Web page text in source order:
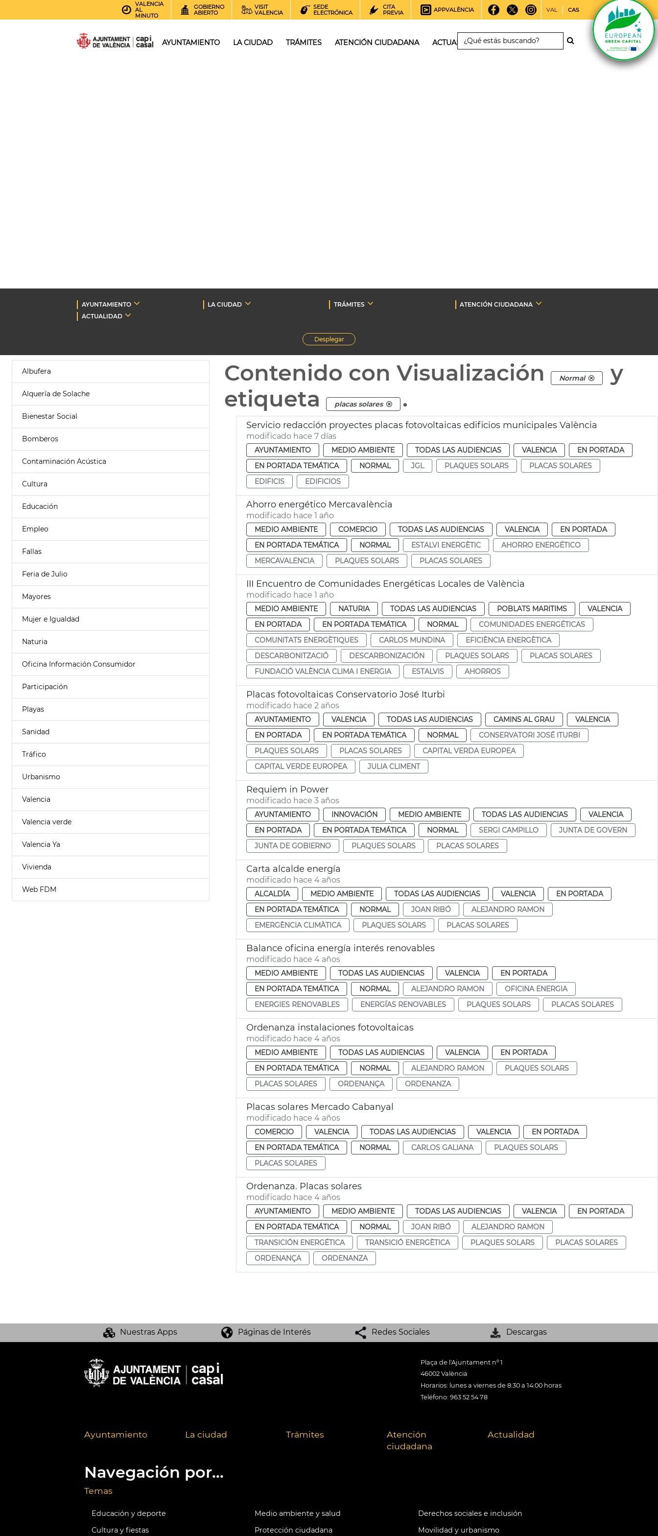
VALENCIA
AL
MINUTO
GOBIERNO
ABIERTO
VISIT
VALENCIA
SEDE
ELECTRÓNICA
CITA
PREVIA
APPVALÈNCIA VAL CAS
AYUNTAMIENTO LA CIUDAD TRÁMITES ATENCIÓN CIUDADANA ACTUALIDAD
AYUNTAMIENTO LA CIUDAD TRÁMITES
ATENCIÓN CIUDADANA
ACTUALIDAD
Desplegar
Albufera
Alquería de Solache
Bienestar Social
Bomberos
Contaminación Acústica
Cultura
Educación
Empleo
Fallas
Feria de Julio
Mayores
Mujer e Igualdad
Naturia
Oficina Información Consumidor
Participación
Playas
Sanidad
Tráfico
Urbanismo
Valencia
Valencia verde
Valencia Ya
Vivienda
Web FDM
Contenido con Visualización Normal
y
etiqueta
placas solares .
Servicio redacción proyectes placas fotovoltaicas edificios municipales València
modificado hace 7 días
AYUNTAMIENTO MEDIO AMBIENTE TODAS LAS AUDIENCIAS VALENCIA
EN PORTADA
EN PORTADA TEMÁTICA
NORMAL JGL PLAQUES SOLARS
PLACAS SOLARES
EDIFICIS
EDIFICIOS
Ahorro energético Mercavalència
modificado hace 1 año
MEDIO AMBIENTE COMERCIO TODAS LAS AUDIENCIAS VALENCIA
EN PORTADA
EN PORTADA TEMÁTICA
NORMAL ESTALVI ENERGÈTIC
AHORRO ENERGÉTICO
MERCAVALENCIA
PLAQUES SOLARS PLACAS SOLARES
III Encuentro de Comunidades Energéticas Locales de València
modificado hace 1 año
MEDIO AMBIENTE NATURIA TODAS LAS AUDIENCIAS POBLATS MARITIMS
VALENCIA
EN PORTADA
EN PORTADA TEMÁTICA NORMAL
COMUNIDADES ENERGÉTICAS
COMUNITATS ENERGÈTIQUES
CARLOS MUNDINA
EFICIÈNCIA ENERGÈTICA
DESCARBONITZACIÓ
DESCARBONIZACIÓN PLAQUES SOLARS
PLACAS SOLARES
FUNDACIÓ VALÈNCIA CLIMA I ENERGIA
ESTALVIS AHORROS
Placas fotovoltaicas Conservatorio José Iturbi
modificado hace 2 años
AYUNTAMIENTO VALENCIA TODAS LAS AUDIENCIAS CAMINS AL GRAU
VALENCIA
EN PORTADA
EN PORTADA TEMÁTICA NORMAL
CONSERVATORI JOSÉ ITURBI
PLAQUES SOLARS
PLACAS SOLARES
CAPITAL VERDA EUROPEA
CAPITAL VERDE EUROPEA
JULIA CLIMENT
Requiem in Power
modificado hace 3 años
AYUNTAMIENTO INNOVACIÓN MEDIO AMBIENTE TODAS LAS AUDIENCIAS
VALENCIA
EN PORTADA
EN PORTADA TEMÁTICA NORMAL SERGI CAMPILLO
JUNTA DE GOVERN
JUNTA DE GOBIERNO
PLAQUES SOLARS PLACAS SOLARES
Carta alcalde energía
modificado hace 4 años
ALCALDÍA MEDIO AMBIENTE TODAS LAS AUDIENCIAS VALENCIA
EN PORTADA
EN PORTADA TEMÁTICA
NORMAL JOAN RIBÓ
ALEJANDRO RAMON
EMERGÈNCIA CLIMÀTICA
PLAQUES SOLARS PLACAS SOLARES
Balance oficina energía interés renovables
modificado hace 4 años
MEDIO AMBIENTE TODAS LAS AUDIENCIAS VALENCIA
EN PORTADA
EN PORTADA TEMÁTICA
NORMAL ALEJANDRO RAMON
OFICINA ENERGIA
ENERGIES RENOVABLES
ENERGÍAS RENOVABLES PLAQUES SOLARS PLACAS SOLARES
Ordenanza instalaciones fotovoltaicas
modificado hace 4 años
MEDIO AMBIENTE TODAS LAS AUDIENCIAS VALENCIA
EN PORTADA
EN PORTADA TEMÁTICA
NORMAL ALEJANDRO RAMON
PLAQUES SOLARS
PLACAS SOLARES
ORDENANÇA ORDENANZA
Placas solares Mercado Cabanyal
modificado hace 4 años
COMERCIO VALENCIA TODAS LAS AUDIENCIAS VALENCIA
EN PORTADA
EN PORTADA TEMÁTICA
NORMAL CARLOS GALIANA
PLAQUES SOLARS
PLACAS SOLARES
Ordenanza. Placas solares
modificado hace 4 años
AYUNTAMIENTO MEDIO AMBIENTE TODAS LAS AUDIENCIAS VALENCIA
EN PORTADA
EN PORTADA TEMÁTICA
NORMAL JOAN RIBÓ
ALEJANDRO RAMON
TRANSICIÓN ENERGÉTICA
TRANSICIÓ ENERGÈTICA PLAQUES SOLARS
PLACAS SOLARES
ORDENANÇA
ORDENANZA
Nuestras Apps Páginas de Interés Redes Sociales Descargas
Plaça de l'Ajuntament nº 1
46002 València
Horarios: lunes a viernes de 8:30 a 14:00 horas
Teléfono: 963 52 54 78
Ayuntamiento La ciudad Trámites
Atención
ciudadana
Actualidad
Navegación por...
Temas
Educación y deporte Medio ambiente y salud
Derechos sociales e inclusión
Cultura y fiestas
Protección ciudadana Movilidad y urbanismo